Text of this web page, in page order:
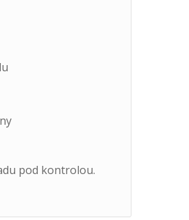
pod kontrolou.